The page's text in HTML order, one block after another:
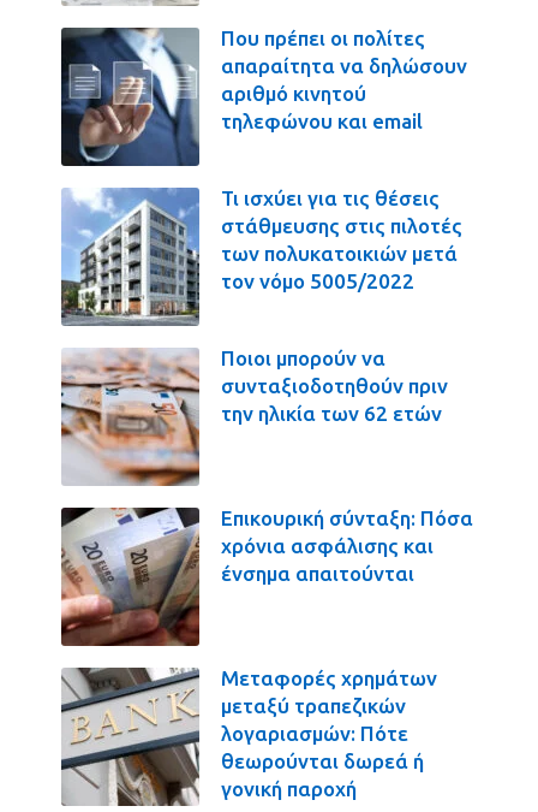
Που πρέπει οι πολίτες
απαραίτητα να δηλώσουν
αριθμό κινητού
τηλεφώνου και email
Τι ισχύει για τις θέσεις
στάθμευσης στις πιλοτές
των πολυκατοικιών μετά
τον νόμο 5005/2022
Ποιοι μπορούν να
συνταξιοδοτηθούν πριν
την ηλικία των 62 ετών
Επικουρική σύνταξη: Πόσα
χρόνια ασφάλισης και
ένσημα απαιτούνται
Μεταφορές χρημάτων
μεταξύ τραπεζικών
λογαριασμών: Πότε
θεωρούνται δωρεά ή
γονική παροχή